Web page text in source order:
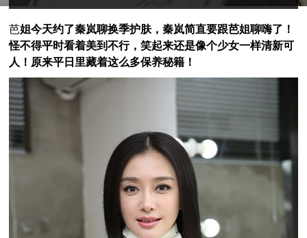
芭姐今天约了秦岚聊换季护肤，秦岚简直要跟芭姐聊嗨了！
怪不得平时看着美到不行，笑起来还是像个少女一样清新可
人！原来平日里藏着这么多保养秘籍！